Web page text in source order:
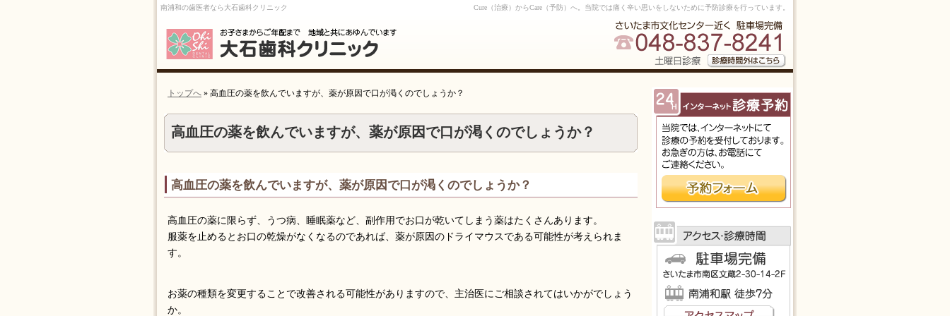
高血圧の薬を飲んでいますが、薬が原因で口が渇くのでしょうか？
Cure（治療）からCare（予防）へ。当院では痛く辛い思いをしないために予防診療を行っています。
南浦和の歯医者なら大石歯科クリニック
トップへ » 高血圧の薬を飲んでいますが、薬が原因で口が渇くのでしょうか？
高血圧の薬を飲んでいますが、薬が原因で口が渇くのでしょうか？
高血圧の薬に限らず、うつ病、睡眠薬など、副作用でお口が乾いてしまう薬はたくさんあります。
服薬を止めるとお口の乾燥がなくなるのであれば、薬が原因のドライマウスである可能性が考えられま
す。
お薬の種類を変更することで改善される可能性がありますので、主治医にご相談されてはいかがでしょう
か。